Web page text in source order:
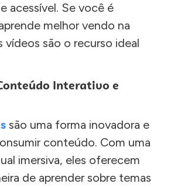
acessível. Se você é
melhor vendo na
vídeos são o recurso ideal
Interativo e
são uma forma inovadora e
conteúdo. Com uma
imersiva, eles oferecem
de aprender sobre temas